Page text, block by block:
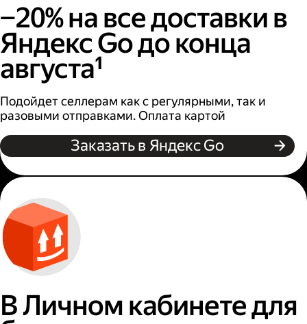
−20% на все доставки в
Яндекс Go до конца
августа¹
Подойдет селлерам как с регулярными, так и
разовыми отправками. Оплата картой
Заказать в Яндекс Go
В Личном кабинете для